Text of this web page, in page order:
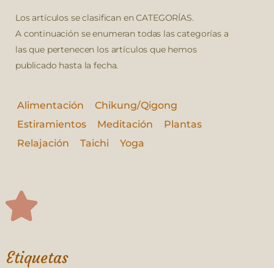
Los artículos se clasifican en CATEGORÍAS.
A continuación se enumeran todas las categorías a
las que pertenecen los artículos que hemos
publicado hasta la fecha.
Alimentación
Chikung/Qigong
Estiramientos
Meditación
Plantas
Relajación
Taichi Yoga
Etiquetas